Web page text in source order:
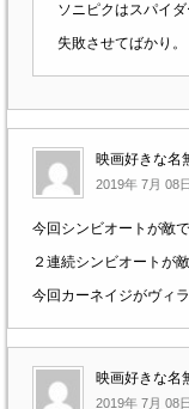
ソニピクはスパイ
失敗させてばかり。
映画好きな名
2019年 7月 08日
今回シンビオートが敵
２連続シンビオートが
今回カーネイジがヴィ
映画好きな名
2019年 7月 08日